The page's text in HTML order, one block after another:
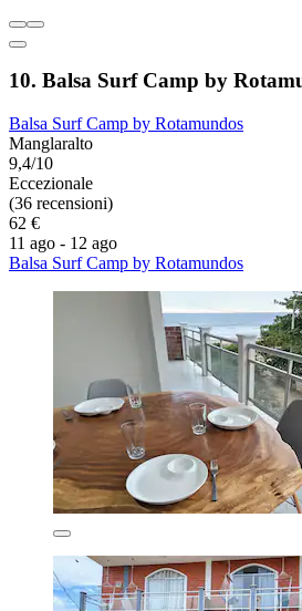
10. Balsa Surf Camp by
Balsa Surf Camp by Rotamundos
Manglaralto
9,4/10
Eccezionale
(36 recensioni)
62 €
11 ago - 12 ago
Balsa Surf Camp by Rotamundos